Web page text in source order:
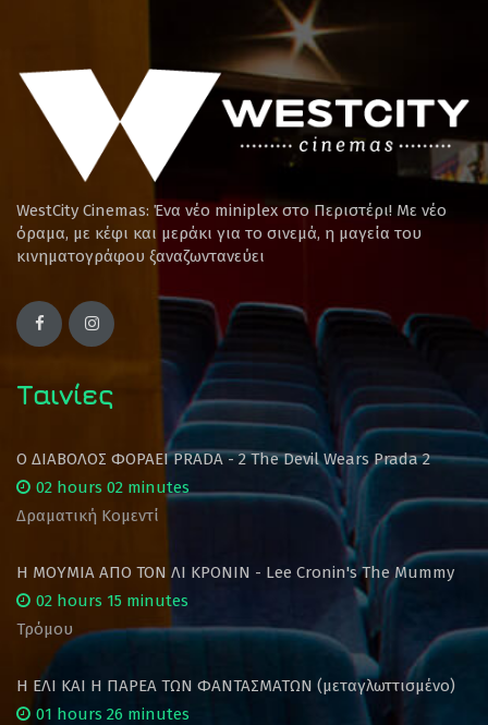
WestCity Cinemas: Ένα νέο miniplex στο Περιστέρι! Mε νέο
όραμα, με κέφι και μεράκι για το σινεμά, η μαγεία του
κινηματογράφου ξαναζωντανεύει
Ταινίες
Ο ΔΙΑΒΟΛΟΣ ΦΟΡΑΕΙ PRADA - 2 The Devil Wears Prada 2
02 hours 02 minutes
Δραματική Κομεντί
Η ΜΟΥΜΙΑ ΑΠΟ ΤΟΝ ΛΙ ΚΡΟΝΙΝ - Lee Cronin's The Mummy
02 hours 15 minutes
Τρόμου
Η ΕΛΙ ΚΑΙ Η ΠΑΡΕΑ ΤΩΝ ΦΑΝΤΑΣΜΑΤΩΝ (μεταγλωττισμένο)
01 hours 26 minutes